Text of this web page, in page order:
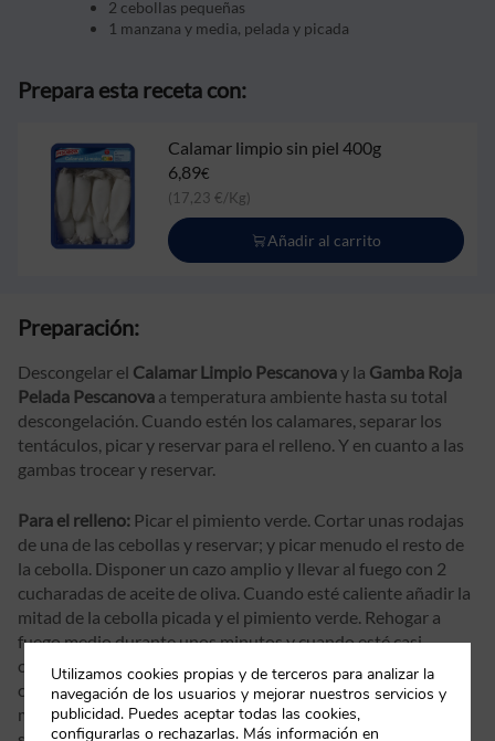
2 cebollas pequeñas
1 manzana y media, pelada y picada
Prepara esta receta con:
Calamar limpio sin piel 400g
6,89€
(17,23 €/Kg)
Añadir al carrito
Preparación:
Descongelar el Calamar Limpio Pescanovay la Gamba Roja
Pelada Pescanova a temperatura ambiente hasta su total
descongelación. Cuando estén los calamares, separar los
tentáculos, picar y reservar para el relleno. Y en cuanto a las
gambas trocear y reservar.
Para el relleno: Picar el pimiento verde. Cortar unas rodajas
de una de las cebollas y reservar; y picar menudo el resto de
la cebolla. Disponer un cazo amplio y llevar al fuego con 2
cucharadas de aceite de oliva. Cuando esté caliente añadir la
mitad de la cebolla picada y el pimiento verde. Rehogar a
fuego medio durante unos minutos y cuando esté casi
cocinado agregar la manzana, las patas reservadas de los
calamares y las gambas. Dar unas vueltas y dejar cocinar 5
minutos, removiendo de vez en cuando. Echar una pizca de
Utilizamos cookies propias y de terceros para analizar la
navegación de los usuarios y mejorar nuestros servicios y
publicidad. Puedes aceptar todas las cookies,
configurarlas o rechazarlas. Más información en